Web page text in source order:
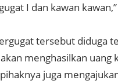
I dan kawan
tersebut diduga
menghasilkan uang
juga